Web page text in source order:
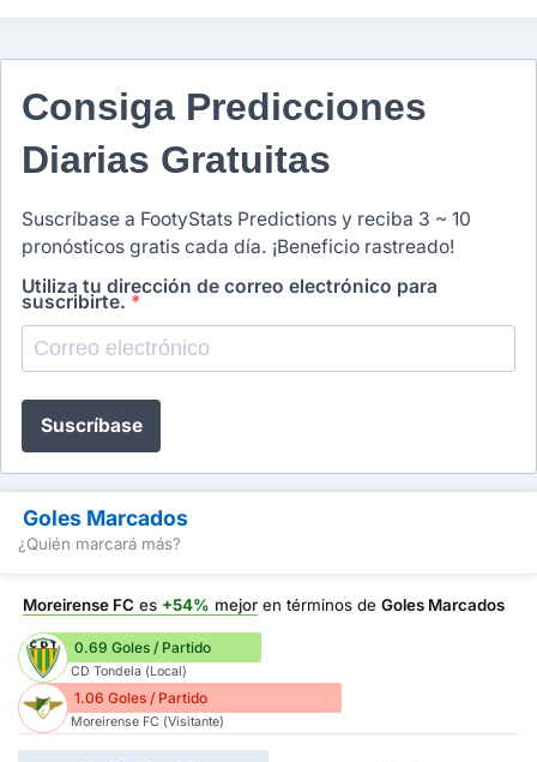
Consiga Predicciones
Diarias Gratuitas
Suscríbase a FootyStats Predictions y reciba 3 ~ 10
pronósticos gratis cada día. ¡Beneficio rastreado!
Utiliza tu dirección de correo electrónico para
suscribirte. *
Suscríbase
Goles Marcados
¿Quién marcará más?
Moreirense FC es +54% mejor en términos de Goles Marcados
0.69 Goles / Partido
CD Tondela (Local)
1.06 Goles / Partido
Moreirense FC (Visitante)